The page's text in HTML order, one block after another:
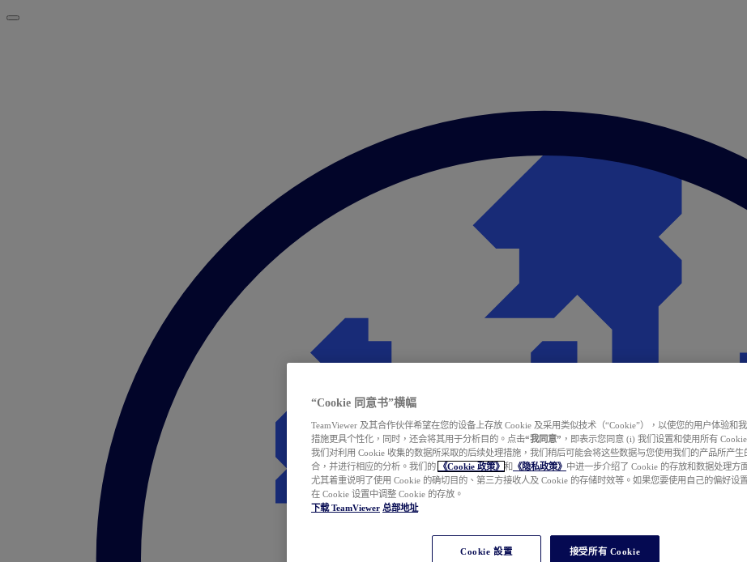
“Cookie 同意书”横幅
TeamViewer 及其合作伙伴希望在您的设备上存放 Cookie 及采用类似技术（“Cookie”），以使您的用户体验和
措施更具个性化，同时，还会将其用于分析目的。点击“我同意” ，即表示您同意 (i) 我们设置和使用所有
我们对利用 Cookie 收集的数据所采取的后续处理措施，我们稍后可能会将这些数据与您使用我们的产品所产生
合，并进行相应的分析。我们的
《Cookie 政策》 和 《隐私政策》 中进一步介绍了 Cookie 的存放和数据处理方
尤其着重说明了使用 Cookie 的确切目的、第三方接收人及 Cookie 的存储时效等。如果您要使用自己的偏好设
在 Cookie 设置中调整 Cookie 的存放。
下载 TeamViewer 总部地址
Cookie 設置 接受所有 Cookie